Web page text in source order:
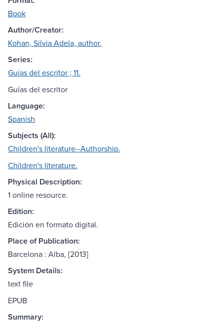
Book
Author/Creator:
Kohan, Silvia Adela, author.
Series:
Guías del escritor ; 11.
Guías del escritor
Language:
Spanish
Subjects (All):
Children's literature--Authorship.
Children's literature.
Physical Description:
1 online resource.
Edition:
Edición en formato digital.
Place of Publication:
Barcelona : Alba, [2013]
System Details:
text file
EPUB
Summary: